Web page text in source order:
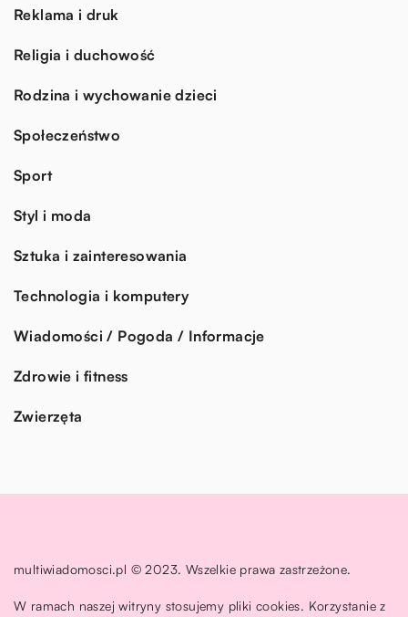
Reklama i druk
Religia i duchowość
Rodzina i wychowanie dzieci
Społeczeństwo
Sport
Styl i moda
Sztuka i zainteresowania
Technologia i komputery
Wiadomości / Pogoda / Informacje
Zdrowie i fitness
Zwierzęta
multiwiadomosci.pl © 2023. Wszelkie prawa zastrzeżone.
W ramach naszej witryny stosujemy pliki cookies. Korzystanie z